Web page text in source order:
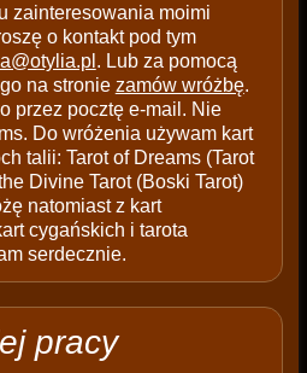
zainteresowania moimi
o kontakt pod tym
. Lub za pomocą
na stronie zamów wróżbę.
przez pocztę e-mail. Nie
Do wróżenia używam kart
talii: Tarot of Dreams (Tarot
Divine Tarot (Boski Tarot)
natomiast z kart
cygańskich i tarota
serdecznie.
pracy